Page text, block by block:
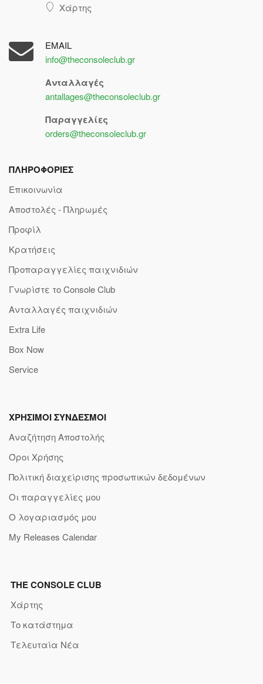
Χάρτης
EMAIL
info@theconsoleclub.gr
Ανταλλαγές
antallages@theconsoleclub.gr
Παραγγελίες
orders@theconsoleclub.gr
ΠΛΗΡΟΦΟΡΙΕΣ
Επικοινωνία
Αποστολές - Πληρωμές
Προφίλ
Κρατήσεις
Προπαραγγελίες παιχνιδιών
Γνωρίστε το Console Club
Ανταλλαγές παιχνιδιών
Extra Life
Box Now
Service
ΧΡΗΣΙΜΟΙ ΣΥΝΔΕΣΜΟΙ
Αναζήτηση Αποστολής
Όροι Χρήσης
Πολιτική διαχείρισης προσωπικών δεδομένων
Οι παραγγελίες μου
Ο λογαριασμός μου
My Releases Calendar
THE CONSOLE CLUB
Χάρτης
Το κατάστημα
Τελευταία Νέα